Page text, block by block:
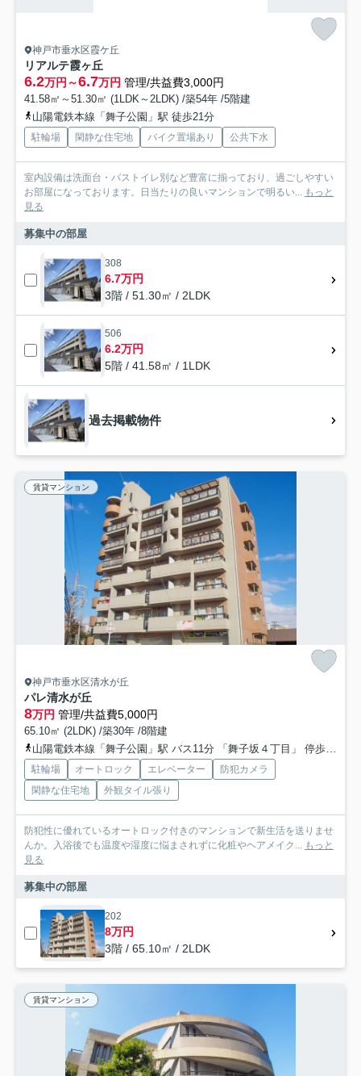
神戸市垂水区霞ケ丘
リアルテ霞ヶ丘
6.2万円～6.7万円 管理/共益費3,000円
41.58㎡～51.30㎡ (1LDK～2LDK) /築54年 /5階建
山陽電鉄本線「舞子公園」駅 徒歩21分
駐輪場 閑静な住宅地 バイク置場あり 公共下水
室内設備は洗面台・バストイレ別など豊富に揃っており、過ごしやすい
お部屋になっております。日当たりの良いマンションで明るい... もっと
見る
募集中の部屋
308
6.7万円
3階 / 51.30㎡ / 2LDK
506
6.2万円
5階 / 41.58㎡ / 1LDK
過去掲載物件
賃貸マンション
神戸市垂水区清水が丘
パレ清水が丘
8万円 管理/共益費5,000円
65.10㎡ (2LDK) /築30年 /8階建
山陽電鉄本線「舞子公園」駅 バス11分 「舞子坂４丁目」 停歩5分
駐輪場 オートロック エレベーター
防犯カメラ
閑静な住宅地
外観タイル張り
防犯性に優れているオートロック付きのマンションで新生活を送りませ
んか。入浴後でも温度や湿度に悩まされずに化粧やヘアメイク... もっと
見る
募集中の部屋
202
8万円
3階 / 65.10㎡ / 2LDK
賃貸マンション